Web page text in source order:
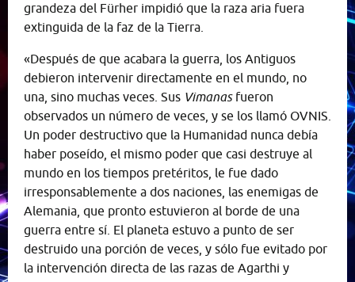
grandeza del Fürher impidió que la raza aria fuera
extinguida de la faz de la Tierra.
«Después de que acabara la guerra, los Antiguos
debieron intervenir directamente en el mundo, no
una, sino muchas veces. Sus Vimanas fueron
observados un número de veces, y se los llamó OVNIS.
Un poder destructivo que la Humanidad nunca debía
haber poseído, el mismo poder que casi destruye al
mundo en los tiempos pretéritos, le fue dado
irresponsablemente a dos naciones, las enemigas de
Alemania, que pronto estuvieron al borde de una
guerra entre sí. El planeta estuvo a punto de ser
destruido una porción de veces, y sólo fue evitado por
la intervención directa de las razas de Agarthi y